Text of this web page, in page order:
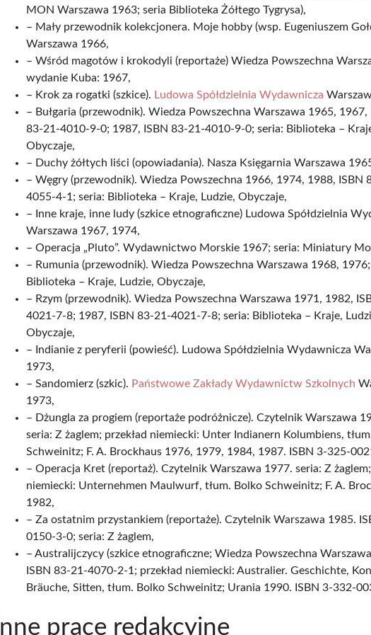
MON Warszawa 1963; seria Biblioteka Żółtego Tygrysa),
– Mały przewodnik kolekcjonera. Moje hobby (wsp. Eugeniuszem
Warszawa 1966,
– Wśród magotów i krokodyli (reportaże) Wiedza Powszechna
wydanie Kuba: 1967,
– Krok za rogatki (szkice). Ludowa Spółdzielnia Wydawnicza
– Bułgaria (przewodnik). Wiedza Powszechna Warszawa 1965, 1967,
83-21-4010-9-0; 1987, ISBN 83-21-4010-9-0; seria: Biblioteka –
Obyczaje,
– Duchy żółtych liści (opowiadania). Nasza Księgarnia Warszawa
– Węgry (przewodnik). Wiedza Powszechna 1966, 1974, 1988, ISBN
4055-4-1; seria: Biblioteka – Kraje, Ludzie, Obyczaje,
– Inne kraje, inne ludy (szkice etnograficzne) Ludowa Spółdzielnia
Warszawa 1967, 1974,
– Operacja „Pluto”. Wydawnictwo Morskie 1967; seria: Miniatury
– Rumunia (przewodnik). Wiedza Powszechna Warszawa 1968,
Biblioteka – Kraje, Ludzie, Obyczaje,
– Rzym (przewodnik). Wiedza Powszechna Warszawa 1971, 1982,
4021-7-8; 1987, ISBN 83-21-4021-7-8; seria: Biblioteka – Kraje,
Obyczaje,
– Indianie z peryferii (powieść). Ludowa Spółdzielnia Wydawnicza
1973,
– Sandomierz (szkic). Państwowe Zakłady Wydawnictw Szkolnych
1973,
– Dżungla za progiem (reportaże podróżnicze). Czytelnik Warszawa
seria: Z żaglem; przekład niemiecki: Unter Indianern Kolumbiens,
Schweinitz; F. A. Brockhaus 1976, 1979, 1984, 1987. ISBN 3-325-
– Operacja Kret (reportaż). Czytelnik Warszawa 1977. seria: Z żaglem;
niemiecki: Unternehmen Maulwurf, tłum. Bolko Schweinitz; F. A.
1982,
– Za ostatnim przystankiem (reportaże). Czytelnik Warszawa 1985.
0150-3-0; seria: Z żaglem,
– Australijczycy (szkice etnograficzne; Wiedza Powszechna
ISBN 83-21-4070-2-1; przekład niemiecki: Australier. Geschichte,
Bräuche, Sitten, tłum. Bolko Schweinitz; Urania 1990. ISBN 3-332-
Inne prace redakcyjne